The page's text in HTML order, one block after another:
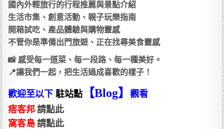
國內外輕旅行的行程推薦與景點介紹
生活市集、創意活動、親子玩樂指南
開箱試吃、產品體驗與購物靈感
不管你是準備出門旅遊、正在找尋美食靈感
📸 感受每一道菜、每一段路、每一種美好。
📍讓我們一起，把生活過成喜歡的樣子！
歡迎至以下 駐站點 【Blog】觀看
痞客邦 請點此
窩客島請點此